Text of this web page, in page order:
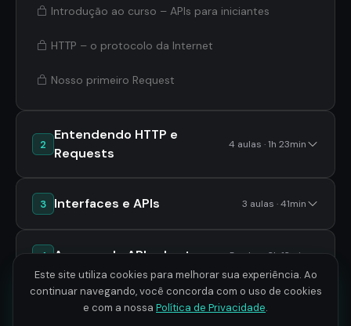
Introdução ao curso – APIs para iniciantes
HTTP – o protocolo da Internet
Nosso primeiro Request
2
Entendendo HTTP e
Requests
4 aulas · 1h 23min
3 Interfaces e APIs 3 aulas · 41min
4 Acessando APIs abertas 5 aulas · 2h 12min
Acessando APIs com
3 aulas · 1h 14min
Este site utiliza cookies para melhorar sua experiência. Ao
continuar navegando, você concorda com o uso de cookies
e com a nossa Política de Privacidade.